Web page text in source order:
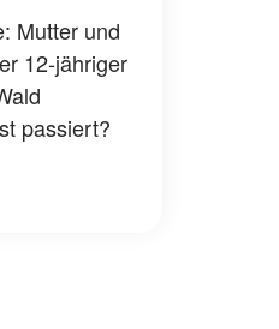
Mutter und
12-jähriger
passiert?